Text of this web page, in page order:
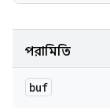
পরামিতি
buf